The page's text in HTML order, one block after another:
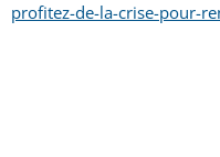
profitez-de-la-crise-pour-